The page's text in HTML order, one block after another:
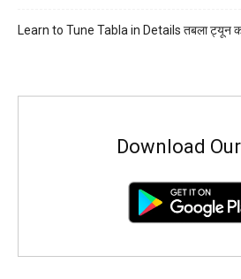
Learn to Tune Tabla in Details तबला ट्यून
Download